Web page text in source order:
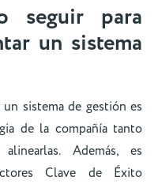
seguir para
un sistema
sistema de gestión es
de la compañía tanto
Además, es
Clave de Éxito